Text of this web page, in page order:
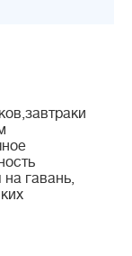
гавань,